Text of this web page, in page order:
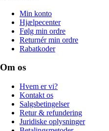
Min konto
Hjælpecenter
Følg min ordre
Returnér min ordre
Rabatkoder
Om os
Hvem er vi?
Kontakt os
Salgsbetingelser
Retur & refundering
Juridiske oplysninger